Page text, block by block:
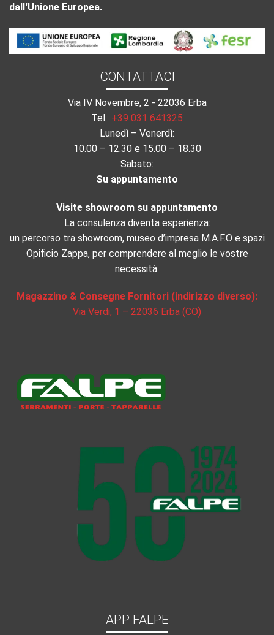
dall'Unione Europea.
CONTATTACI
Via IV Novembre, 2 - 22036 Erba
Tel.: +39 031 641325
Lunedì – Venerdì:
10.00 – 12.30 e 15.00 – 18.30
Sabato:
Su appuntamento
Visite showroom su appuntamento
La consulenza diventa esperienza:
un percorso tra showroom, museo d’impresa M.A.F.O e spazi
Opificio Zappa, per comprendere al meglio le vostre
necessità.
Magazzino & Consegne Fornitori (indirizzo diverso):
Via Verdi, 1 – 22036 Erba (CO)
APP FALPE